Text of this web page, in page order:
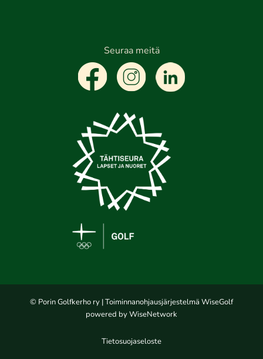
Seuraa meitä
© Porin Golfkerho ry | Toiminnanohjausjärjestelmä WiseGolf
powered by WiseNetwork
Tietosuojaseloste